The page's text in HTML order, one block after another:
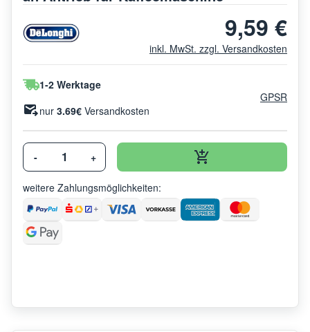
9,59 €
inkl. MwSt. zzgl. Versandkosten
1-2 Werktage
nur 3.69€ Versandkosten
GPSR
- +
weitere Zahlungsmöglichkeiten: